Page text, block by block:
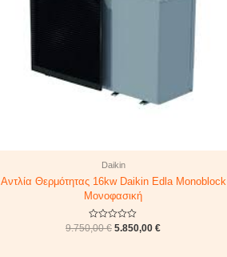
Daikin
Αντλία Θερμότητας 16kw Daikin Edla Monoblock
Μονοφασική
Rated
0
9.750,00€ 5.850,00 €